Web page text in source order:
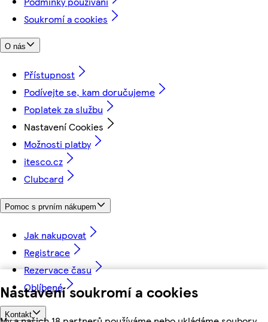
Nastavení soukromí a cookies
Soukromí a cookies
O nás
Přístupnost
Podívejte se, kam doručujeme
Poplatek za službu
Nastavení Cookies
Možnosti platby
itesco.cz
Clubcard
Pomoc s prvním nákupem
Jak nakupovat
Registrace
Rezervace času
Oblíbené
Kontakt